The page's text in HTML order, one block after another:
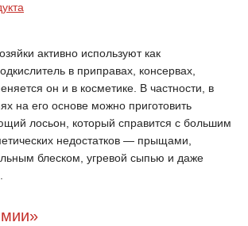
активно используют как
в приправах, консервах,
он и в косметике. В частности, в
на его основе можно приготовить
лосьон, который справится с большим
недостатков — прыщами,
блеском, угревой сыпью и даже